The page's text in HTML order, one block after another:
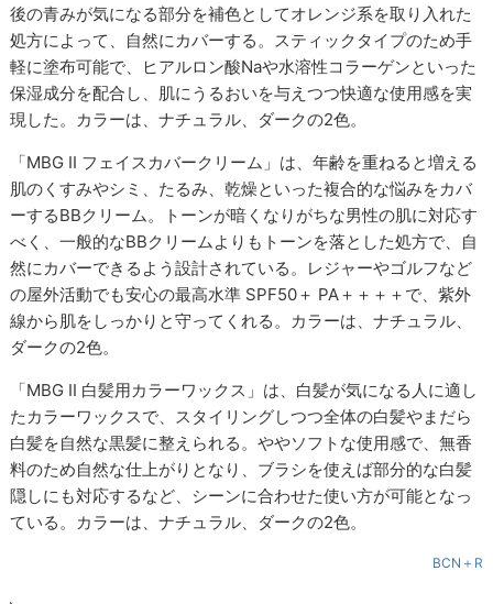
後の青みが気になる部分を補色としてオレンジ系を取り入れた
処方によって、自然にカバーする。スティックタイプのため手
軽に塗布可能で、ヒアルロン酸Naや水溶性コラーゲンといった
保湿成分を配合し、肌にうるおいを与えつつ快適な使用感を実
現した。カラーは、ナチュラル、ダークの2色。
「MBG II フェイスカバークリーム」は、年齢を重ねると増える
肌のくすみやシミ、たるみ、乾燥といった複合的な悩みをカバ
ーするBBクリーム。トーンが暗くなりがちな男性の肌に対応す
べく、一般的なBBクリームよりもトーンを落とした処方で、自
然にカバーできるよう設計されている。レジャーやゴルフなど
の屋外活動でも安心の最高水準 SPF50＋ PA＋＋＋＋で、紫外
線から肌をしっかりと守ってくれる。カラーは、ナチュラル、
ダークの2色。
「MBG II 白髪用カラーワックス」は、白髪が気になる人に適し
たカラーワックスで、スタイリングしつつ全体の白髪やまだら
白髪を自然な黒髪に整えられる。ややソフトな使用感で、無香
料のため自然な仕上がりとなり、ブラシを使えば部分的な白髪
隠しにも対応するなど、シーンに合わせた使い方が可能となっ
ている。カラーは、ナチュラル、ダークの2色。
BCN＋R